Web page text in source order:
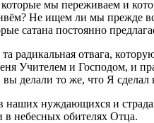
которые мы переживаем и
Не ищем ли мы прежде
сатана постоянно
радикальная отвага,
Учителем и Господом, и
делали то же, что Я
наших нуждающихся и
в небесных обителях Отца.